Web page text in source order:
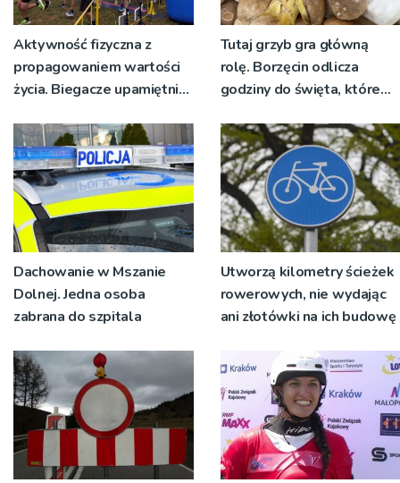
Aktywność fizyczna z
propagowaniem wartości
życia. Biegacze upamiętnili
Tutaj grzyb gra główną
rolę. Borzęcin odlicza
godziny do święta, które
pokoleń
Dachowanie w Mszanie
Dolnej. Jedna osoba
zabrana do szpitala
Utworzą kilometry ścieżek
rowerowych, nie wydając
ani złotówki na ich budowę